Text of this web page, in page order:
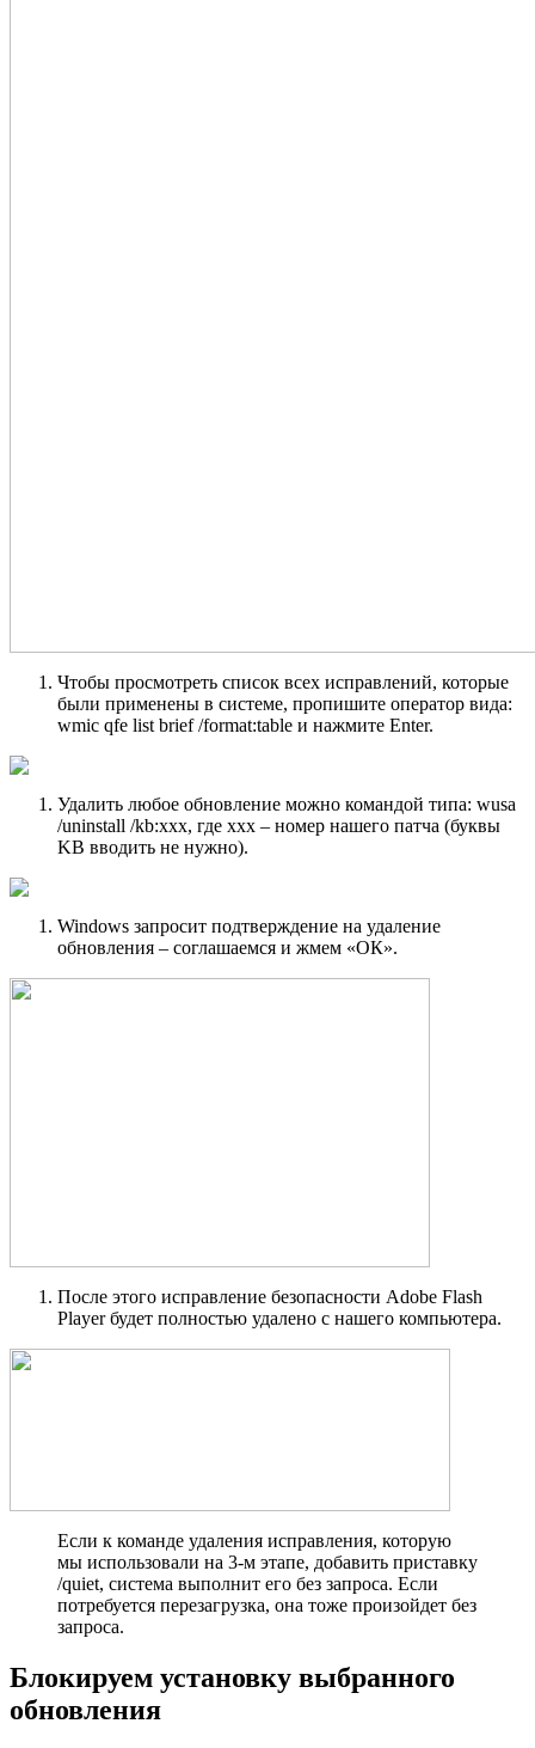
Чтобы просмотреть список всех исправлений, которые
были применены в системе, пропишите оператор вида:
wmic qfe list brief /format:table и нажмите Enter.
Удалить любое обновление можно командой типа: wusa
/uninstall /kb:ххх, где ххх – номер нашего патча (буквы
KB вводить не нужно).
Windows запросит подтверждение на удаление
обновления – соглашаемся и жмем «ОК».
После этого исправление безопасности Adobe Flash
Player будет полностью удалено с нашего компьютера.
Если к команде удаления исправления, которую
мы использовали на 3-м этапе, добавить приставку
/quiet, система выполнит его без запроса. Если
потребуется перезагрузка, она тоже произойдет без
запроса.
Блокируем установку выбранного
обновления